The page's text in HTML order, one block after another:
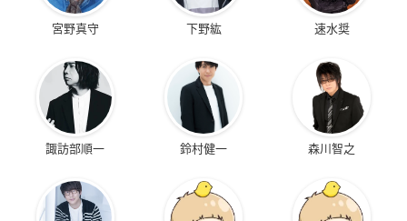
宮野真守 下野紘 速水奨
諏訪部順一 鈴村健一 森川智之